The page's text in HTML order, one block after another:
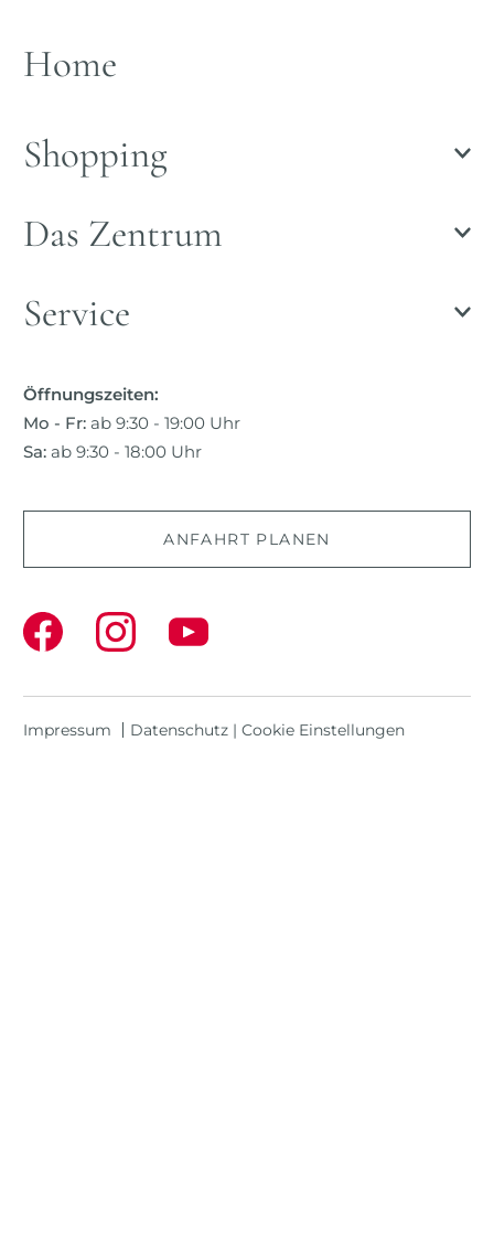
Home
Shopping
Das Zentrum
Service
Öffnungszeiten:
Mo - Fr: ab 9:30 - 19:00 Uhr
Sa: ab 9:30 - 18:00 Uhr
ANFAHRT PLANEN
Impressum Datenschutz | Cookie Einstellungen